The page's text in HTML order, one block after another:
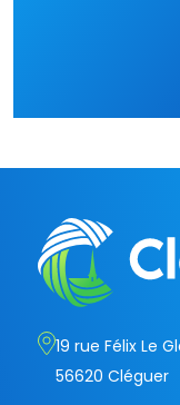
19 rue Félix Le
56620 Cléguer